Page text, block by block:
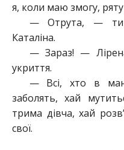
я, коли маю змогу,
— Отрута, —
Каталіна.
— Зараз! —
укриття.
— Всі, хто в
заболять, хай
трима дівча, хай
свої.